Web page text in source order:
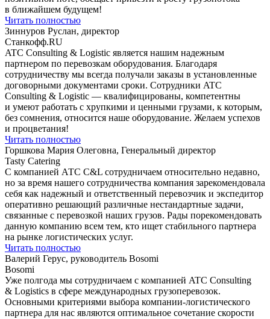
в ближайшем будущем!
Читать полностью
Зиннуров Руслан, директор
Станкофф.RU
ATC Consulting & Logistic является нашим надежным
партнером по перевозкам оборудования. Благодаря
сотрудничеству мы всегда получали заказы в установленные
договорными документами сроки. Сотрудники ATC
Consulting & Logistic — квалифицированы, компетентны
и умеют работать с хрупкими и ценными грузами, к которым,
без сомнения, относится наше оборудование. Желаем успехов
и процветания!
Читать полностью
Горшкова Мария Олеговна, Генеральный директор
Tasty Catering
С компанией АТС С&L сотрудничаем относительно недавно,
но за время нашего сотрудничества компания зарекомендовала
себя как надежный и ответственный перевозчик и экспедитор
оперативно решающий различные нестандартные задачи,
связанные с перевозкой наших грузов. Рады порекомендовать
данную компанию всем тем, кто ищет стабильного партнера
на рынке логистических услуг.
Читать полностью
Валерий Герус, руководитель Bosomi
Bosomi
Уже полгода мы сотрудничаем с компанией ATC Consulting
& Logistics в сфере международных грузоперевозок.
Основными критериями выбора компании-логистического
партнера для нас являются оптимальное сочетание скорости